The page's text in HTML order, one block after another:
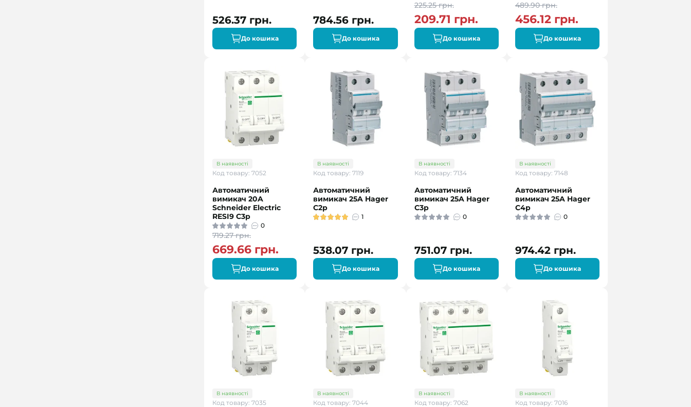
526.37 грн.
До кошика
784.56 грн.
До кошика
225.25 грн.
209.71 грн.
До кошика
489.90 грн.
456.12 грн.
До кошика
В наявності
Код товару: 7052
Автоматичний
вимикач 20A
Schneider Electric
RESI9 C3р
0
719.27 грн.
669.66 грн.
До кошика
В наявності
Код товару: 7119
Автоматичний
вимикач 25A Hager
C2р
1
538.07 грн.
До кошика
В наявності
Код товару: 7134
Автоматичний
вимикач 25A Hager
C3p
0
751.07 грн.
До кошика
В наявності
Код товару: 7148
Автоматичний
вимикач 25A Hager
C4p
0
974.42 грн.
До кошика
В наявності
Код товару: 7035
В наявності
Код товару: 7044
В наявності
Код товару: 7062
В наявності
Код товару: 7016